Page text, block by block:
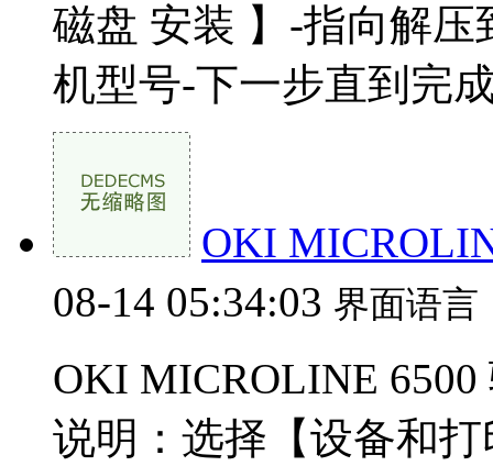
磁盘 安装 】-指向解
机型号-下一步直到完
OKI
08-14 05:34:03 界面语言
OKI MICROLINE
说明：选择【设备和